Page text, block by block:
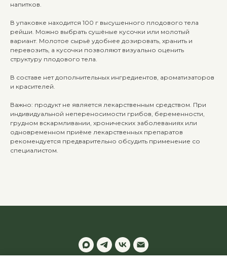
напитков.
В упаковке находится 100 г высушенного плодового тела
рейши. Можно выбрать сушёные кусочки или молотый
вариант. Молотое сырьё удобнее дозировать, хранить и
перевозить, а кусочки позволяют визуально оценить
структуру плодового тела.
В составе нет дополнительных ингредиентов, ароматизаторов
и красителей.
Важно: продукт не является лекарственным средством. При
индивидуальной непереносимости грибов, беременности,
грудном вскармливании, хронических заболеваниях или
одновременном приёме лекарственных препаратов
рекомендуется предварительно обсудить применение со
специалистом.